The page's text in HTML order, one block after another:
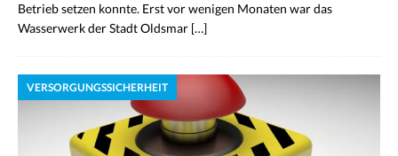
Betrieb setzen konnte. Erst vor wenigen Monaten war das
Wasserwerk der Stadt Oldsmar […]
VERSORGUNGSSICHERHEIT